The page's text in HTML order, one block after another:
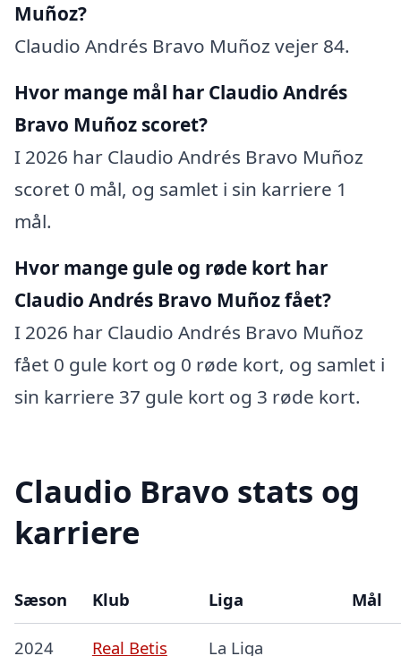
Muñoz?
Claudio Andrés Bravo Muñoz vejer 84.
Hvor mange mål har Claudio Andrés
Bravo Muñoz scoret?
I 2026 har Claudio Andrés Bravo Muñoz
scoret 0 mål, og samlet i sin karriere 1
mål.
Hvor mange gule og røde kort har
Claudio Andrés Bravo Muñoz fået?
I 2026 har Claudio Andrés Bravo Muñoz
fået 0 gule kort og 0 røde kort, og samlet i
sin karriere 37 gule kort og 3 røde kort.
Claudio Bravo stats og
karriere
Sæson Klub Liga Mål
2024 Real Betis La Liga